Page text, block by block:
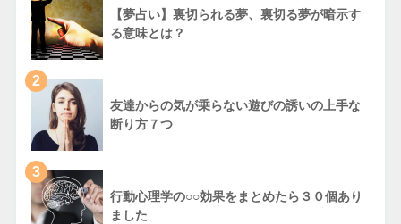
【夢占い】裏切られる夢、裏切る夢が暗示す
る意味とは？
2
友達からの気が乗らない遊びの誘いの上手な
断り方７つ
3
行動心理学の○○効果をまとめたら３０個あり
ました